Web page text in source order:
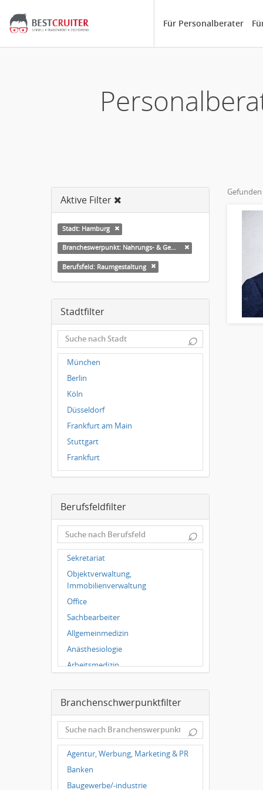
Für Personalberater
Aktive Filter
Stadt: Hamburg
Brancheswerpunkt: Nahrungs- & Genussmittel
Berufsfeld: Raumgestaltung
Stadtfilter
⌕
München
Berlin
Köln
Düsseldorf
Frankfurt am Main
Stuttgart
Frankfurt
Dresden
Leipzig
Dortmund
Wuppertal
Hallbergmoos
Würzburg
Grünwald
Ulm
Bielefeld
Hannover
Duisburg
Berufsfeldfilter
⌕
Sekretariat
Objektverwaltung,
Immobilienverwaltung
Office
Sachbearbeiter
Allgemeinmedizin
Anästhesiologie
Arbeitsmedizin
Chirurgie
Frauenheilkunde, Geburtshilfe
Hals-Nasen-Ohrenheilkunde
Hautkrankheiten,
Geschlechtskrankheiten
Hygienemedizin, Umweltmedizin
Innere Medizin
Branchenschwerpunktfilter
⌕
Agentur, Werbung, Marketing & PR
Banken
Baugewerbe/-industrie